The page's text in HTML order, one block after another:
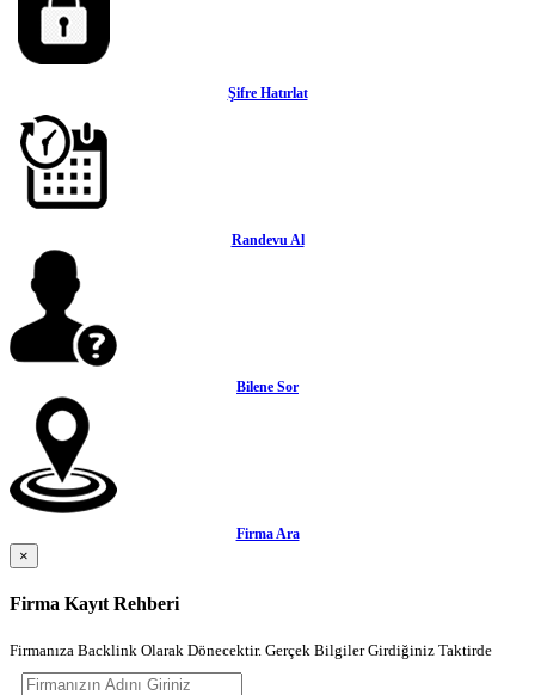
Şifre Hatırlat
Randevu Al
Bilene Sor
Firma Ara
×
Firma Kayıt Rehberi
Firmanıza Backlink Olarak Dönecektir. Gerçek Bilgiler Girdiğiniz Taktirde